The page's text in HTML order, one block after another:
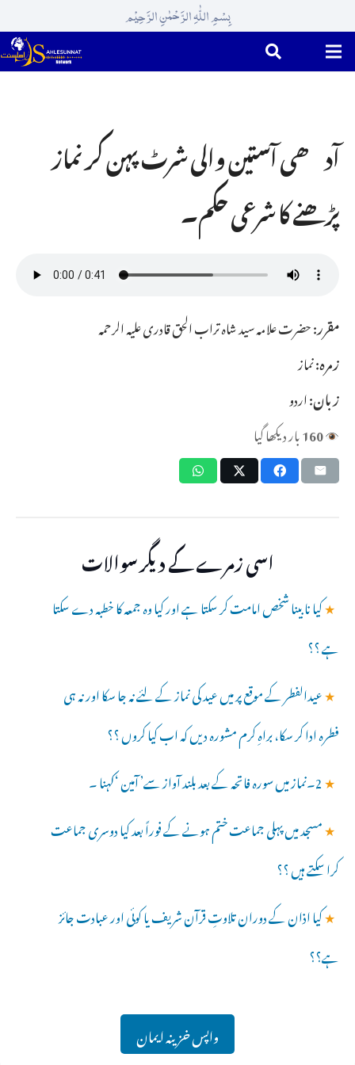
بِسْمِ اللّٰہِ الرَّحْمٰنِ الرَّحِیْم
آدھی آستین والی شرٹ پہن کر نماز
پڑھنے کا شرعی حکم۔
مقرر:حضرت علامہ سید شاہ تراب الحق قادری علیہ الرحمہ
زمرہ:نماز
زبان:اردو
160بار دیکھا گیا
اسی زمرے کے دیگر سوالات
★کیا نابینا شخص امامت کر سکتا ہے اور کیا وہ جمعہ کا خطبہ دے سکتا
ہے ؟؟
★عیدالفطر کے موقع پر میں عید کی نماز کے لئے نہ جا سکا اور نہ ہی
فطرہ ادا کر سکا، براہِ کرم مشورہ دیں کہ اب کیا کروں ؟؟
★2۔نماز میں سورہ فاتحہ کے بعد بلند آواز سے’ آمین ‘کہنا ۔
★مسجد میں پہلی جماعت ختم ہونے کے فوراً بعد کیا دوسری جماعت
کرا سکتے ہیں ؟؟
★کیا اذان کے دوران تلاوتِ قرآن شریف یا کوئی اور عبادت جائز
ہے؟؟
واپس خزینہ ایمان